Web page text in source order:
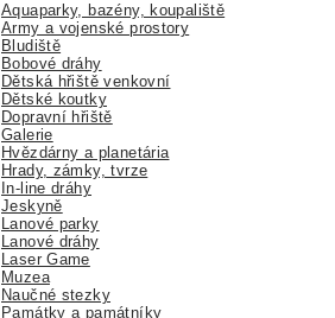
Aquaparky, bazény, koupaliště
Army a vojenské prostory
Bludiště
Bobové dráhy
Dětská hřiště venkovní
Dětské koutky
Dopravní hřiště
Galerie
Hvězdárny a planetária
Hrady, zámky, tvrze
In-line dráhy
Jeskyně
Lanové parky
Lanové dráhy
Laser Game
Muzea
Naučné stezky
Památky a památníky